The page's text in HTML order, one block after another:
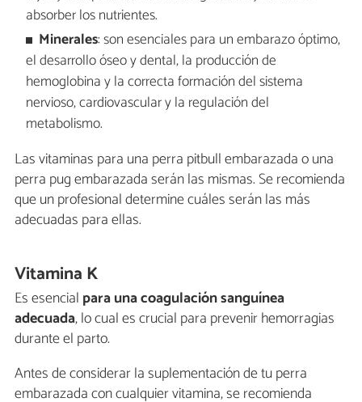
absorber los nutrientes.
Minerales: son esenciales para un embarazo óptimo,
el desarrollo óseo y dental, la producción de
hemoglobina y la correcta formación del sistema
nervioso, cardiovascular y la regulación del
metabolismo.
Las vitaminas para una perra pitbull embarazada o una
perra pug embarazada serán las mismas. Se recomienda
que un profesional determine cuáles serán las más
adecuadas para ellas.
Vitamina K
Es esencial para una coagulación sanguínea
adecuada, lo cual es crucial para prevenir hemorragias
durante el parto.
Antes de considerar la suplementación de tu perra
embarazada con cualquier vitamina, se recomienda